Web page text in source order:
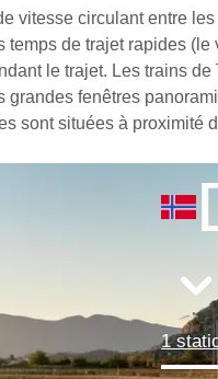
vitesse circulant entre
de trajet rapides (le
le trajet. Les trains
fenêtres
sont situées à proximité
1